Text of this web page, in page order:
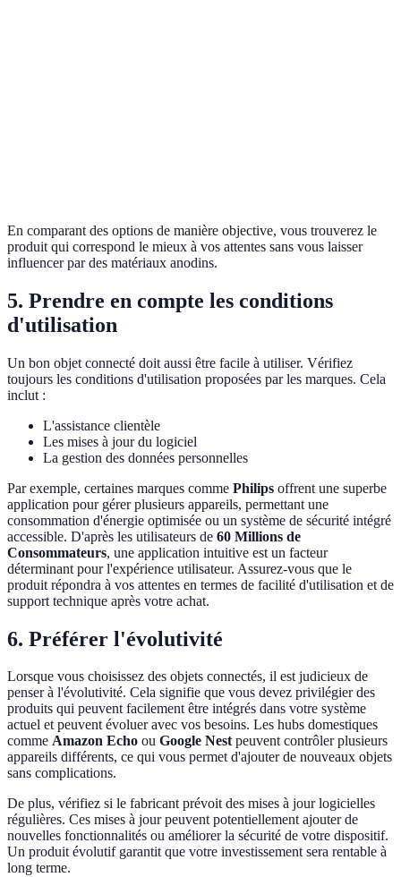
En comparant des options de manière objective, vous trouverez le
produit qui correspond le mieux à vos attentes sans vous laisser
influencer par des matériaux anodins.
5. Prendre en compte les conditions
d'utilisation
Un bon objet connecté doit aussi être facile à utiliser. Vérifiez
toujours les conditions d'utilisation proposées par les marques. Cela
inclut :
L'assistance clientèle
Les mises à jour du logiciel
La gestion des données personnelles
Par exemple, certaines marques comme Philips offrent une superbe
application pour gérer plusieurs appareils, permettant une
consommation d'énergie optimisée ou un système de sécurité intégré
accessible. D'après les utilisateurs de 60 Millions de
Consommateurs, une application intuitive est un facteur
déterminant pour l'expérience utilisateur. Assurez-vous que le
produit répondra à vos attentes en termes de facilité d'utilisation et de
support technique après votre achat.
6. Préférer l'évolutivité
Lorsque vous choisissez des objets connectés, il est judicieux de
penser à l'évolutivité. Cela signifie que vous devez privilégier des
produits qui peuvent facilement être intégrés dans votre système
actuel et peuvent évoluer avec vos besoins. Les hubs domestiques
comme Amazon Echo ou Google Nestpeuvent contrôler plusieurs
appareils différents, ce qui vous permet d'ajouter de nouveaux objets
sans complications.
De plus, vérifiez si le fabricant prévoit des mises à jour logicielles
régulières. Ces mises à jour peuvent potentiellement ajouter de
nouvelles fonctionnalités ou améliorer la sécurité de votre dispositif.
Un produit évolutif garantit que votre investissement sera rentable à
long terme.